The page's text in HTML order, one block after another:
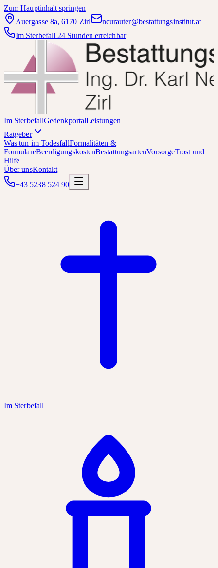
Zum Hauptinhalt springen
Auergasse 8a, 6170 Zirl
neurauter@bestattungsinstitut.at
Im Sterbefall 24 Stunden erreichbar
Im SterbefallGedenkportalLeistungen
Ratgeber
Was tun im TodesfallFormalitäten &
FormulareBeerdigungskostenBestattungsartenVorsorgeTrost und
Hilfe
Über unsKontakt
+43 5238 524 90
Im Sterbefall